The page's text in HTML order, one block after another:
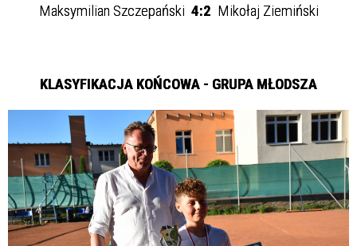
Maksymilian Szczepański 4:2 Mikołaj Ziemiński
KLASYFIKACJA KOŃCOWA - GRUPA MŁODSZA